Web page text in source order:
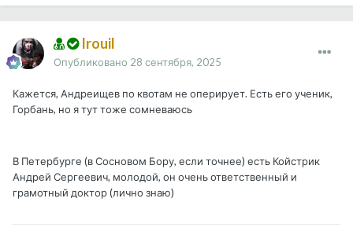
Irouil
Опубликовано 28 сентября, 2025
Кажется, Андреищев по квотам не оперирует. Есть его ученик,
Горбань, но я тут тоже сомневаюсь
В Петербурге (в Сосновом Бору, если точнее) есть Койстрик
Андрей Сергеевич, молодой, он очень ответственный и
грамотный доктор (лично знаю)